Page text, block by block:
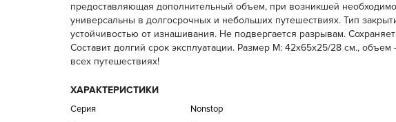
предоставляющая дополнительный объем, при возникшей
универсальны в долгосрочных и небольших путешествиях. Тип
устойчивостью от изнашивания. Не подвергается разрывам.
Составит долгий срок эксплуатации. Размер M: 42х65х25/28 см.,
всех путешествиях!
ХАРАКТЕРИСТИКИ
Серия
Nonstop